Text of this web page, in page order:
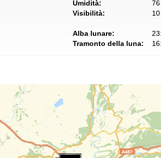
Umidità:
Visibilità:
Alba lunare:
Tramonto della luna: